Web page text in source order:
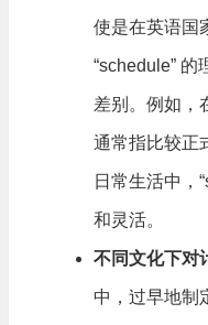
使是在英语国
“schedule”
差别。例如，
通常指比较正
日常生活中，
和灵活。
不同文化下对
中，过早地制